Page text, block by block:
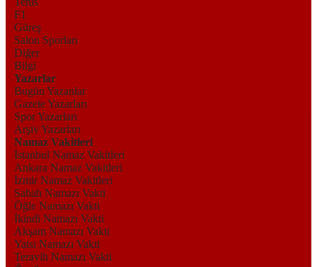
F1
Güreş
Salon Sporları
Diğer
Bilgi
Yazarlar
Bugün Yazanlar
Gazete Yazarları
Spor Yazarları
Arşiv Yazarları
Namaz Vakitleri
İstanbul Namaz Vakitleri
Ankara Namaz Vakitleri
İzmir Namaz Vakitleri
Sabah Namazı Vakti
Öğle Namazı Vakti
İkindi Namazı Vakti
Akşam Namazı Vakti
Yatsı Namazı Vakti
Teravih Namazı Vakti